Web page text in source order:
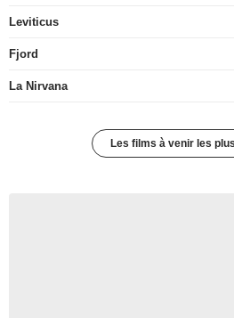
Leviticus
Fjord
La Nirvana
Les films à venir les